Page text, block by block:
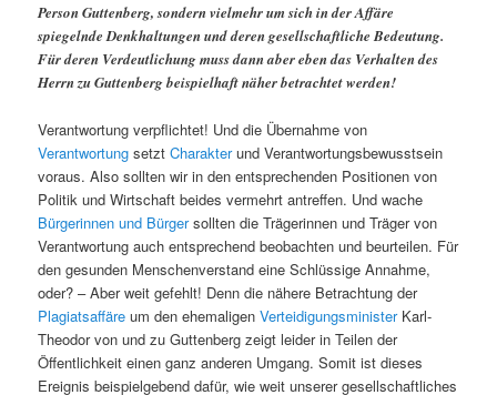
Person Guttenberg, sondern vielmehr um sich in der Affäre
spiegelnde Denkhaltungen und deren gesellschaftliche Bedeutung.
Für deren Verdeutlichung muss dann aber eben das Verhalten des
Herrn zu Guttenberg beispielhaft näher betrachtet werden!
Verantwortung verpflichtet! Und die Übernahme von
Verantwortung setztCharakterund Verantwortungsbewusstsein
voraus. Also sollten wir in den entsprechenden Positionen von
Politik und Wirtschaft beides vermehrt antreffen. Und wache
Bürgerinnen und Bürgersollten die Trägerinnen und Träger von
Verantwortung auch entsprechend beobachten und beurteilen. Für
den gesunden Menschenverstand eine Schlüssige Annahme,
oder? – Aber weit gefehlt! Denn die nähere Betrachtung der
Plagiatsaffäre um den ehemaligenVerteidigungsministerKarl-
Theodor von und zu Guttenberg zeigt leider in Teilen der
Öffentlichkeit einen ganz anderen Umgang. Somit ist dieses
Ereignis beispielgebend dafür, wie weit unserer gesellschaftliches